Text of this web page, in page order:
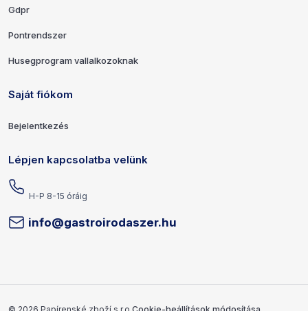
Gdpr
Pontrendszer
Husegprogram vallalkozoknak
Saját fiókom
Bejelentkezés
Lépjen kapcsolatba velünk
H-P 8-15 óráig
info@gastroirodaszer.hu